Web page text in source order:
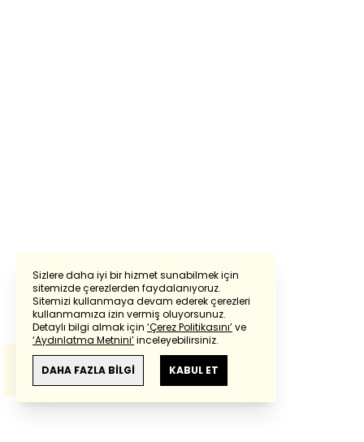
Sizlere daha iyi bir hizmet sunabilmek için
sitemizde çerezlerden faydalanıyoruz.
Sitemizi kullanmaya devam ederek çerezleri
kullanmamıza izin vermiş oluyorsunuz.
Detaylı bilgi almak için ‘Çerez Politikasını’ve
‘Aydınlatma Metnini’inceleyebilirsiniz.
DAHA FAZLA BİLGİ KABUL ET
Powered by Translate
Bu çevirideGoogle Transletekullanılmıştır.
Anlam ve çeviri hatalarından
haberturk.com
sorumlu değildir.